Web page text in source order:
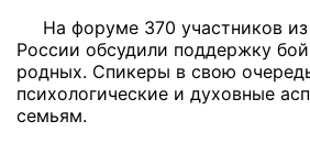
На форуме 370 участников
России обсудили поддержку
родных. Спикеры в свою
психологические и духовные
семьям.